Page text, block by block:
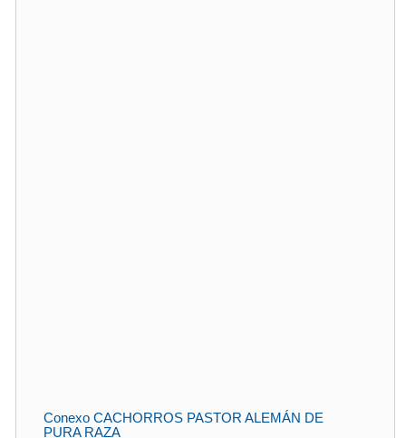
Conexo CACHORROS PASTOR ALEMÁN DE
PURA RAZA